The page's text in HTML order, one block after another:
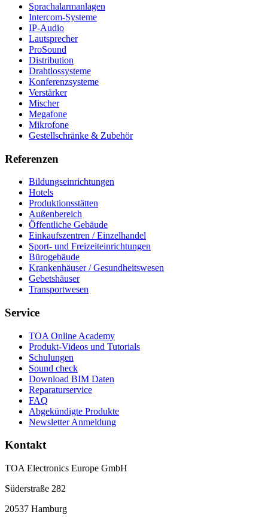
Sprachalarmanlagen
Intercom-Systeme
IP-Audio
Lautsprecher
ProSound
Distribution
Drahtlossysteme
Konferenzsysteme
Verstärker
Mischer
Megafone
Mikrofone
Gestellschränke & Zubehör
Referenzen
Bildungseinrichtungen
Hotels
Produktionsstätten
Außenbereich
Öffentliche Gebäude
Einkaufszentren / Einzelhandel
Sport- und Freizeiteinrichtungen
Bürogebäude
Krankenhäuser / Gesundheitswesen
Gebetshäuser
Transportwesen
Service
TOA Online Academy
Produkt-Videos und Tutorials
Schulungen
Sound check
Download BIM Daten
Reparaturservice
FAQ
Abgekündigte Produkte
Newsletter Anmeldung
Kontakt
TOA Electronics Europe GmbH
Süderstraße 282
20537 Hamburg